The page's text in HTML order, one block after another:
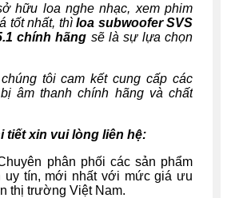
hữu loa nghe nhạc, xem phim
tốt nhất, thìloa subwoofer SVS
chính hãng sẽ là sự lựa chọn
tôi cam kết cung cấp các
âm thanh chính hãng và chất
tiết xin vui lòng liên hệ:
phân phối các sản phẩm
uy tín, mới nhất với mức giá ưu
thị trường Việt Nam.